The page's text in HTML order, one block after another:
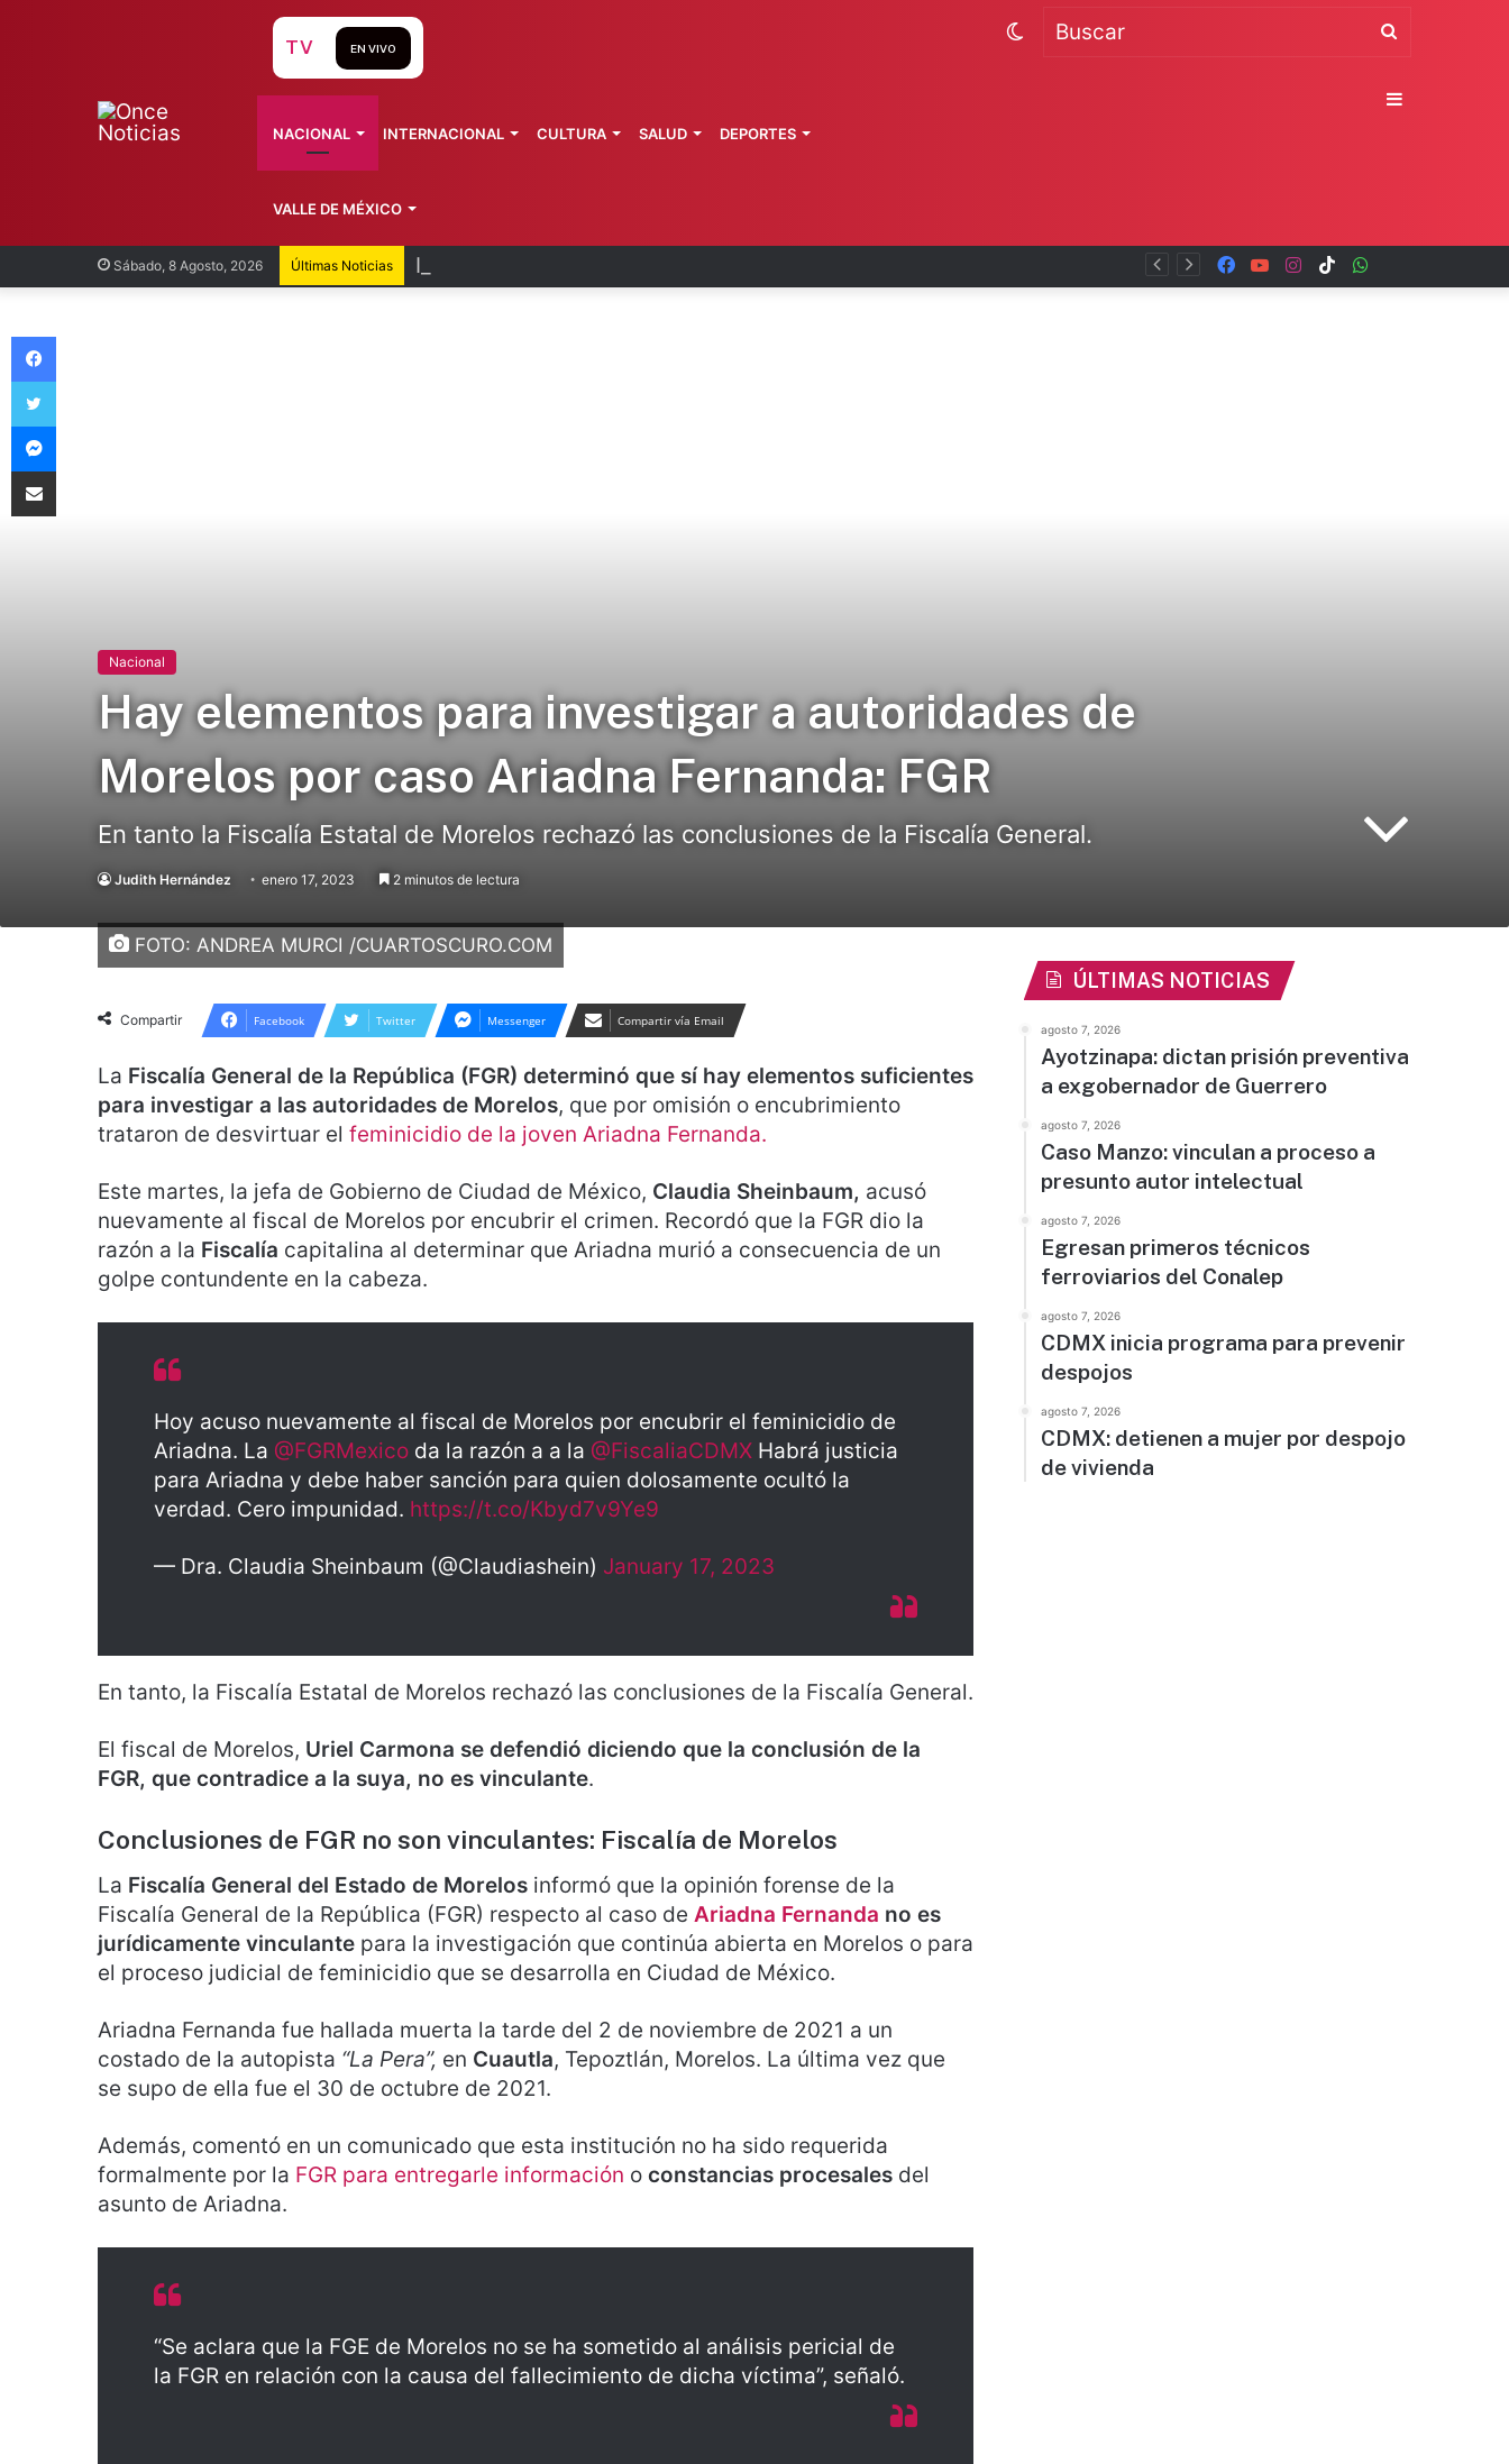
Sábado, 8 Agosto, 2026 Últimas Noticias Infantino se disculpa tras polémico plan de FIFA TikTok
Instagram
YouTube
Facebook
TV EN VIVO
NACIONAL INTERNACIONAL CULTURA SALUD DEPORTES
VALLE DE MÉXICO
Buscar
Switch
Sidebar
Nacional
Hay elementos para investigar a autoridades de
Morelos por caso Ariadna Fernanda: FGR
En tanto la Fiscalía Estatal de Morelos rechazó las conclusiones de la Fiscalía General.
Judith Hernández enero 17, 2023 2 minutos de lectura
FOTO: ANDREA MURCI /CUARTOSCURO.COM
Compartir Facebook Twitter Messenger Compartir vía Email
La Fiscalía General de la República (FGR) determinó que sí hay elementos suficientes
para investigar a las autoridades de Morelos, que por omisión o encubrimiento
trataron de desvirtuar el feminicidio de la joven Ariadna Fernanda.
Este martes, la jefa de Gobierno de Ciudad de México, Claudia Sheinbaum, acusó
nuevamente al fiscal de Morelos por encubrir el crimen. Recordó que la FGR dio la
razón a la Fiscalía capitalina al determinar que Ariadna murió a consecuencia de un
golpe contundente en la cabeza.
Hoy acuso nuevamente al fiscal de Morelos por encubrir el feminicidio de
Ariadna. La @FGRMexico da la razón a a la @FiscaliaCDMX Habrá justicia
para Ariadna y debe haber sanción para quien dolosamente ocultó la
verdad. Cero impunidad. https://t.co/Kbyd7v9Ye9
— Dra. Claudia Sheinbaum (@Claudiashein) January 17, 2023
En tanto, la Fiscalía Estatal de Morelos rechazó las conclusiones de la Fiscalía General.
El fiscal de Morelos, Uriel Carmona se defendió diciendo que la conclusión de la
FGR, que contradice a la suya, no es vinculante.
Conclusiones de FGR no son vinculantes: Fiscalía de Morelos
La Fiscalía General del Estado de Morelos informó que la opinión forense de la
Fiscalía General de la República (FGR) respecto al caso de Ariadna Fernanda no es
jurídicamente vinculante para la investigación que continúa abierta en Morelos o para
el proceso judicial de feminicidio que se desarrolla en Ciudad de México.
Ariadna Fernanda fue hallada muerta la tarde del 2 de noviembre de 2021 a un
costado de la autopista “La Pera”, en Cuautla, Tepoztlán, Morelos. La última vez que
se supo de ella fue el 30 de octubre de 2021.
Además, comentó en un comunicado que esta institución no ha sido requerida
formalmente por la FGR para entregarle información o constancias procesales del
asunto de Ariadna.
“Se aclara que la FGE de Morelos no se ha sometido al análisis pericial de
la FGR en relación con la causa del fallecimiento de dicha víctima”, señaló.
ÚLTIMAS NOTICIAS
agosto 7, 2026
Ayotzinapa: dictan prisión preventiva
a exgobernador de Guerrero
agosto 7, 2026
Caso Manzo: vinculan a proceso a
presunto autor intelectual
agosto 7, 2026
Egresan primeros técnicos
ferroviarios del Conalep
agosto 7, 2026
CDMX inicia programa para prevenir
despojos
agosto 7, 2026
CDMX: detienen a mujer por despojo
de vivienda
Facebook
Twitter
Messenger
Compartir vía Email